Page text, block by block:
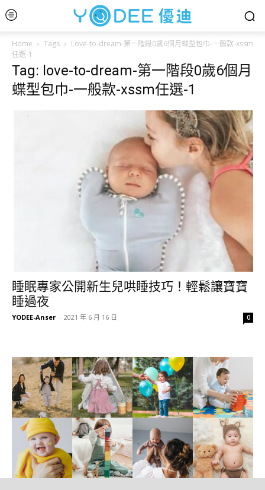
Home Tags
Love-to-dream-第一階段0歲6個月蝶型包巾-一般款-xssm
任選-1
Tag: love-to-dream-第一階段0歲6個月
蝶型包巾-一般款-xssm任選-1
睡眠專家公開新生兒哄睡技巧！輕鬆讓寶寶
睡過夜
YODEE-Anser - 2021 年 6 月 16 日 0